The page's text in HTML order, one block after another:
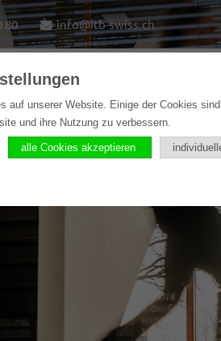
80 info@itb-swiss.ch
Lösungen
auf unserer Website. Einige der Cookies
und ihre Nutzung zu verbessern.
alle Cookies akzeptieren